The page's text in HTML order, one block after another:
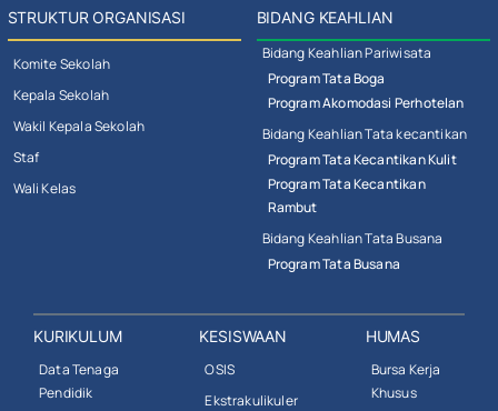
STRUKTUR ORGANISASI
Komite Sekolah
Kepala Sekolah
Wakil Kepala Sekolah
Staf
Wali Kelas
BIDANG KEAHLIAN
Bidang Keahlian Pariwisata
Program Tata Boga
Program Akomodasi Perhotelan
Bidang Keahlian Tata kecantikan
Program Tata Kecantikan Kulit
Program Tata Kecantikan
Rambut
Bidang Keahlian Tata Busana
Program Tata Busana
KURIKULUM
Data Tenaga
Pendidik
KESISWAAN
OSIS
Ekstrakulikuler
HUMAS
Bursa Kerja
Khusus